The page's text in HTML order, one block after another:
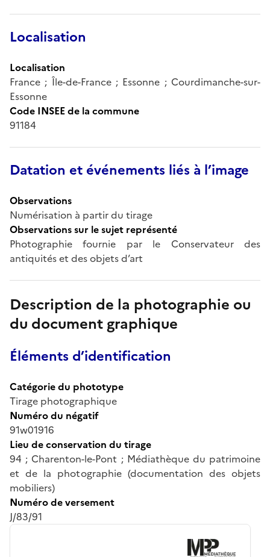
Localisation
Localisation
France ; Île-de-France ; Essonne ; Courdimanche-sur-
Essonne
Code INSEE de la commune
91184
Datation et événements liés à l’image
Observations
Numérisation à partir du tirage
Observations sur le sujet représenté
Photographie fournie par le Conservateur des
antiquités et des objets d’art
Description de la photographie ou
du document graphique
Éléments d’identification
Catégorie du phototype
Tirage photographique
Numéro du négatif
91w01916
Lieu de conservation du tirage
94 ; Charenton-le-Pont ; Médiathèque du patrimoine
et de la photographie (documentation des objets
mobiliers)
Numéro de versement
J/83/91